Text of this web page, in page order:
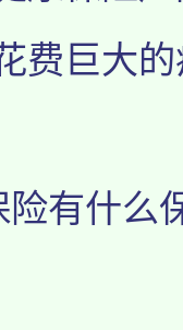
费巨大
有什么